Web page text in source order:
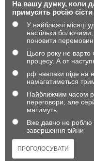
На вашу думку, коли
примусять росію сісти
У найближчі місяці
настільки
поновити
Цього року не варто
процесу. А от
рф навпаки піде на
намагатиметься
Найближчим часом
переговори, але
матимуть
Вже давно не роблю
завершення війни